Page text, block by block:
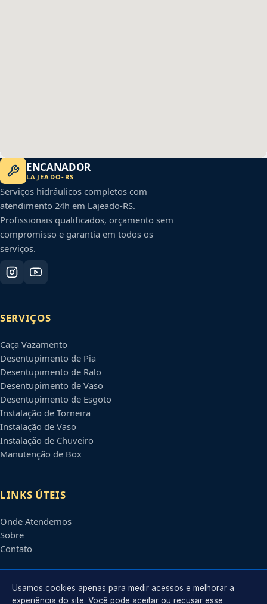
ENCANADOR
LAJEADO- RS
Serviços hidráulicos completos com
atendimento 24h em Lajeado-RS.
Profissionais qualificados, orçamento sem
compromisso e garantia em todos os
serviços.
SERVIÇOS
Caça Vazamento
Desentupimento de Pia
Desentupimento de Ralo
Desentupimento de Vaso
Desentupimento de Esgoto
Instalação de Torneira
Instalação de Vaso
Instalação de Chuveiro
Manutenção de Box
LINKS ÚTEIS
Onde Atendemos
Sobre
Contato
CONTATO
Usamos cookies apenas para medir acessos e melhorar a
experiência do site. Você pode aceitar ou recusar esse